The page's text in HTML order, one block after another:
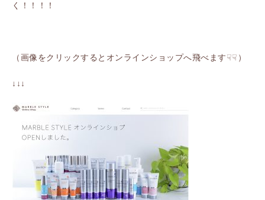
く！！！！
（画像をクリックするとオンラインショップへ飛べます☟☟）
↓↓↓